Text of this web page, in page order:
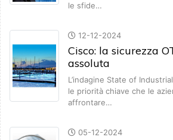
le sfide…
12-12-2024
Cisco: la sicurezza
assoluta
L’indagine State of
le priorità chiave che le
affrontare…
05-12-2024